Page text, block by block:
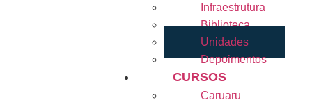
Infraestrutura
Biblioteca
Unidades
Depoimentos
CURSOS
Caruaru